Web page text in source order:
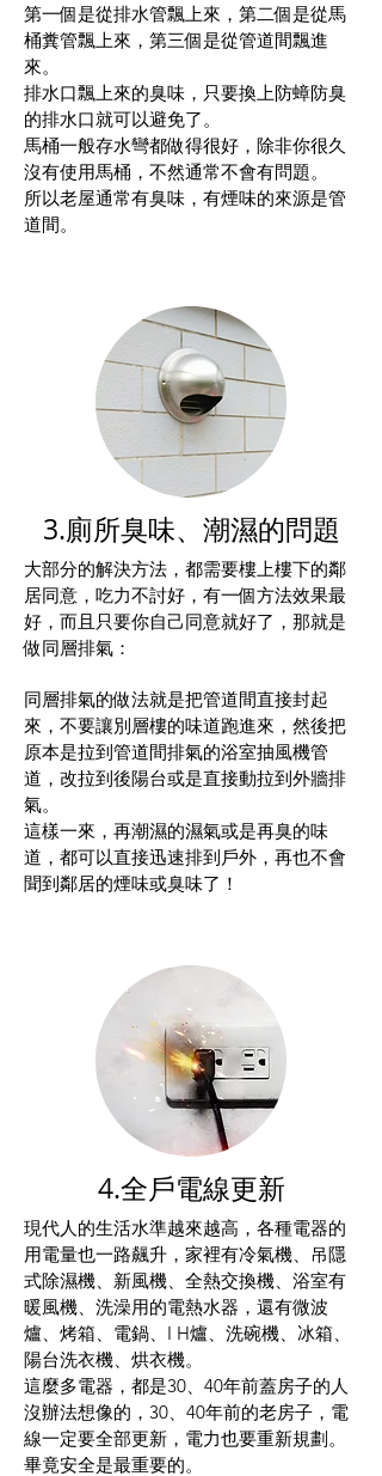
第一個是從排水管飄上來，第二個是從馬
桶糞管飄上來，第三個是從管道間飄進
來。
排水口飄上來的臭味，只要換上防蟑防臭
的排水口就可以避免了。
馬桶一般存水彎都做得很好，除非你很久
沒有使用馬桶，不然通常不會有問題。
所以老屋通常有臭味，有煙味的來源是管
道間。
3.廁所臭味、潮濕的問題
大部分的解決方法，都需要樓上樓下的鄰
居同意，吃力不討好，有一個方法效果最
好，而且只要你自己同意就好了，那就是
做同層排氣：
同層排氣的做法就是把管道間直接封起
來，不要讓別層樓的味道跑進來，然後把
原本是拉到管道間排氣的浴室抽風機管
道，改拉到後陽台或是直接動拉到外牆排
氣。
這樣一來，再潮濕的濕氣或是再臭的味
道，都可以直接迅速排到戶外，再也不會
聞到鄰居的煙味或臭味了！
4.全戶電線更新
現代人的生活水準越來越高，各種電器的
用電量也一路飆升，家裡有冷氣機、吊隱
式除濕機、新風機、全熱交換機、浴室有
暖風機、洗澡用的電熱水器，還有微波
爐、烤箱、電鍋、I H爐、洗碗機、冰箱、
陽台洗衣機、烘衣機。
這麼多電器，都是30、40年前蓋房子的人
沒辦法想像的，30、40年前的老房子，電
線一定要全部更新，電力也要重新規劃。
畢竟安全是最重要的。